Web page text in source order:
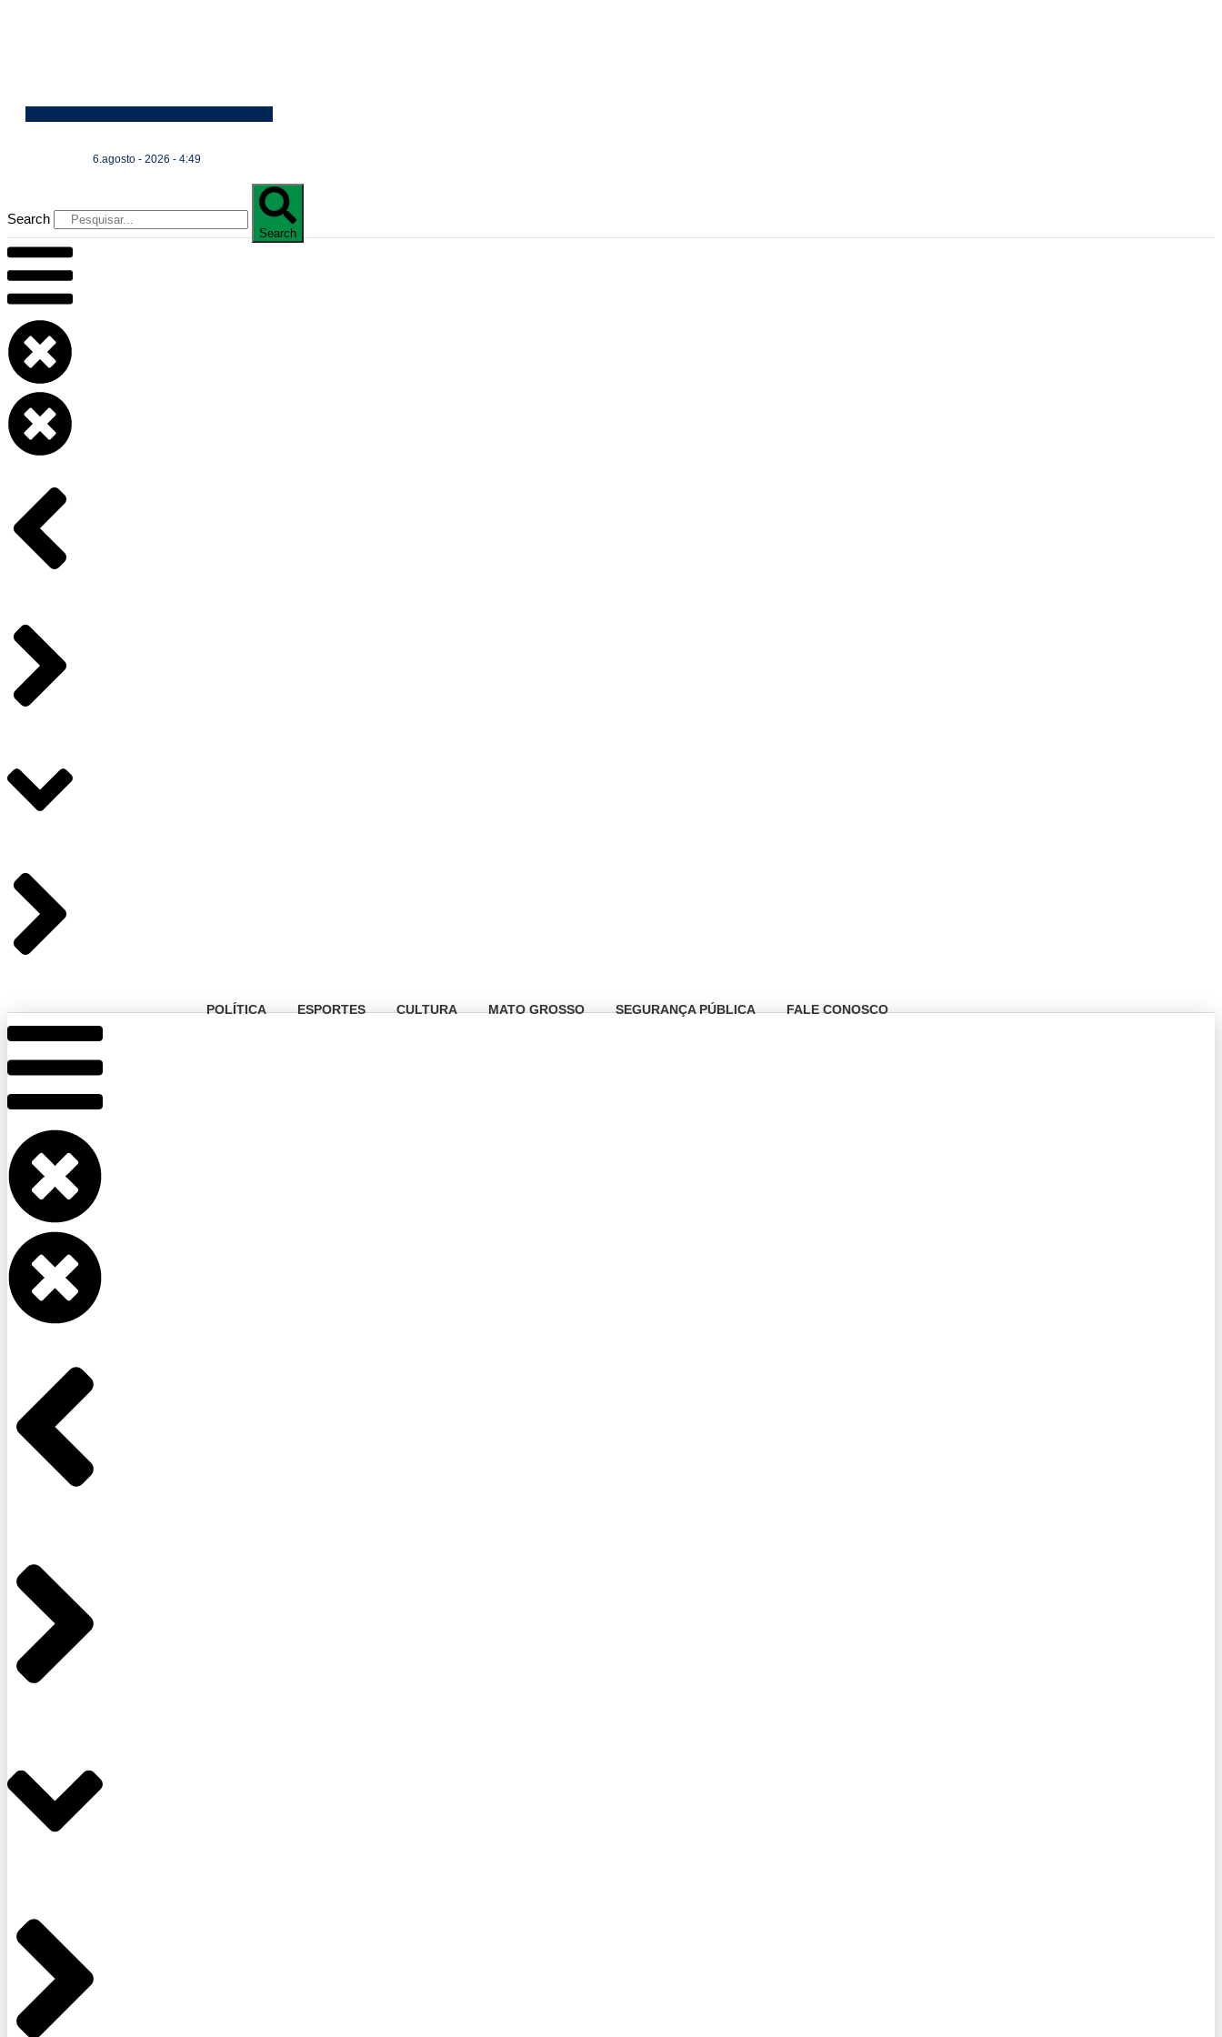
6.agosto - 2026 - 4:49
Search
Search
POLÍTICA ESPORTES CULTURA MATO GROSSO SEGURANÇA PÚBLICA FALE CONOSCO